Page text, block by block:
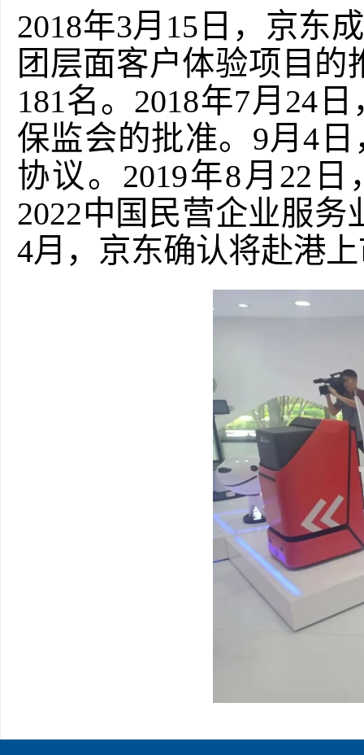
2018年3月15日，京东
团层面客户体验项目的
181名。2018年7月24
保监会的批准。9月4
协议。2019年8月22日
2022中国民营企业服务
4月，京东确认将赴港